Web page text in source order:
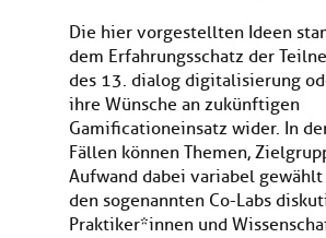
Die hier vorgestellten Ideen
dem Erfahrungsschatz der
des 13. dialog digitalisierung
ihre Wünsche an zukünftigen
Gamificationeinsatz wider. In
Fällen können Themen,
Aufwand dabei variabel
den sogenannten Co-Labs
Praktiker*innen und